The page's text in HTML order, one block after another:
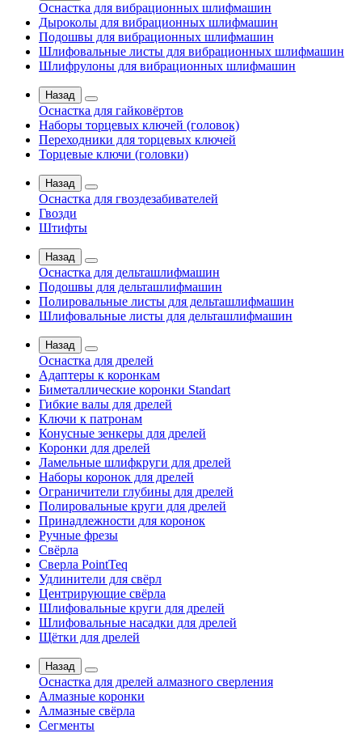
Оснастка для вибрационных шлифмашин
Дыроколы для вибрационных шлифмашин
Подошвы для вибрационных шлифмашин
Шлифовальные листы для вибрационных шлифмашин
Шлифрулоны для вибрационных шлифмашин
Назад
Оснастка для гайковёртов
Наборы торцевых ключей (головок)
Переходники для торцевых ключей
Торцевые ключи (головки)
Назад
Оснастка для гвоздезабивателей
Гвозди
Штифты
Назад
Оснастка для дельташлифмашин
Подошвы для дельташлифмашин
Полировальные листы для дельташлифмашин
Шлифовальные листы для дельташлифмашин
Назад
Оснастка для дрелей
Адаптеры к коронкам
Биметаллические коронки Standart
Гибкие валы для дрелей
Ключи к патронам
Конусные зенкеры для дрелей
Коронки для дрелей
Ламельные шлифкруги для дрелей
Наборы коронок для дрелей
Ограничители глубины для дрелей
Полировальные круги для дрелей
Принадлежности для коронок
Ручные фрезы
Свёрла
Сверла PointTeq
Удлинители для свёрл
Центрирующие свёрла
Шлифовальные круги для дрелей
Шлифовальные насадки для дрелей
Щётки для дрелей
Назад
Оснастка для дрелей алмазного сверления
Алмазные коронки
Алмазные свёрла
Сегменты